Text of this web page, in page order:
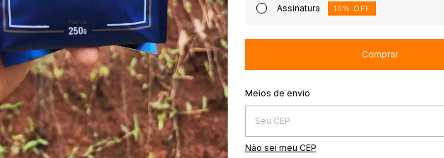
Assinatura 10 % OFF
Entregas para o CEP:
Meios de envio
Não sei meu CEP